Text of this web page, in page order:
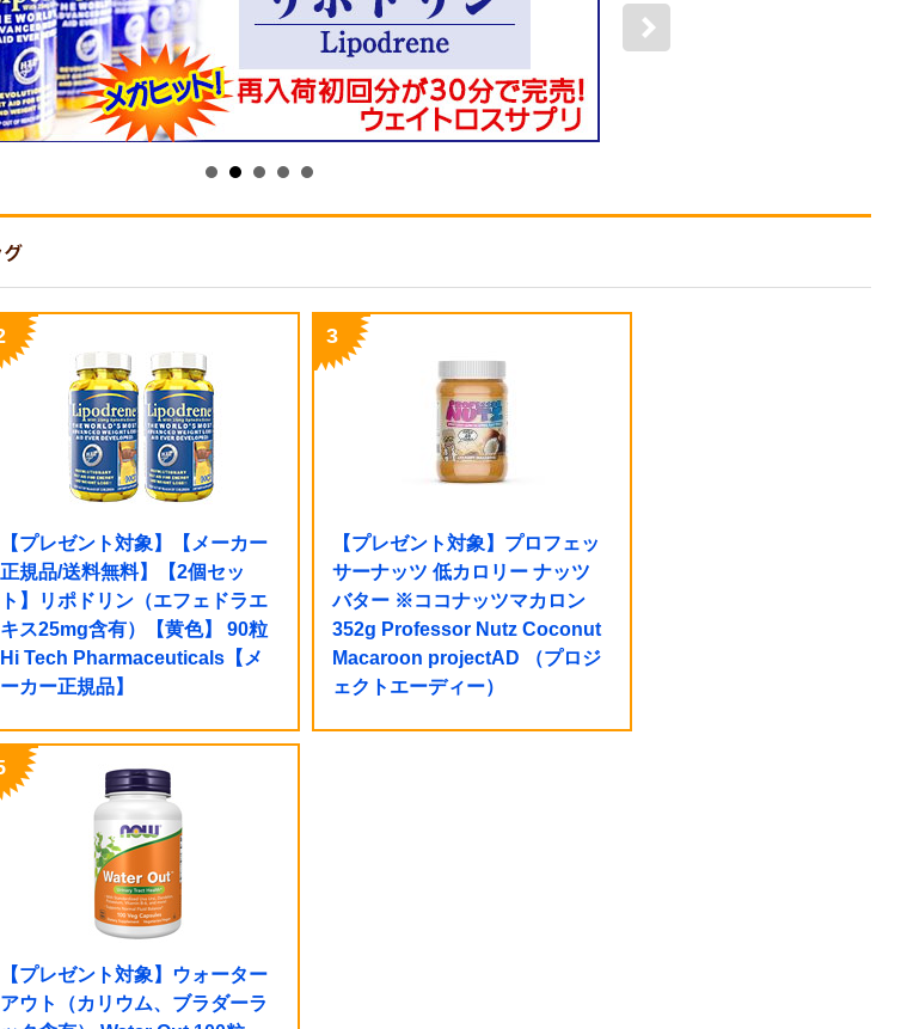
【プレゼント対象】【メーカー
正規品/送料無料】【2個セッ
ト】リポドリン（エフェドラエ
キス25mg含有）【黄色】 90粒
Hi Tech Pharmaceuticals【メ
ーカー正規品】
【プレゼント対象】プロフェッ
サーナッツ 低カロリー ナッツ
バター ※ココナッツマカロン
352g Professor Nutz Coconut
Macaroon projectAD （プロジ
ェクトエーディー）
【プレゼント対象】ウォーター
アウト（カリウム、ブラダーラ